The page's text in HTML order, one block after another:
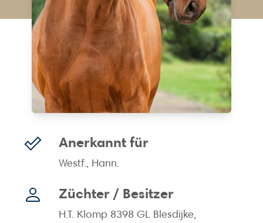
Anerkannt für
Westf., Hann.
Züchter / Besitzer
H.T. Klomp 8398 GL Blesdijke,